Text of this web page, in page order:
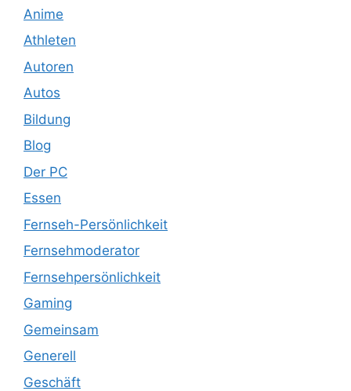
Anime
Athleten
Autoren
Autos
Bildung
Blog
Der PC
Essen
Fernseh-Persönlichkeit
Fernsehmoderator
Fernsehpersönlichkeit
Gaming
Gemeinsam
Generell
Geschäft